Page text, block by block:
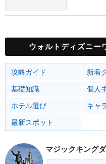
ウォルトディズニー
攻略ガイド
新着
基礎知識
個人
ホテル選び
キャ
最新スポット
マジックキング